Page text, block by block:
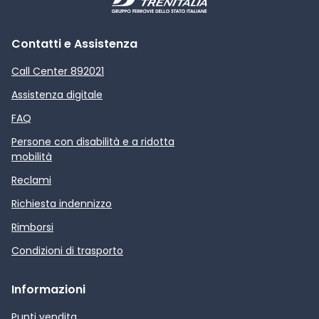
Contatti e Assistenza
Call Center 892021
Assistenza digitale
FAQ
Persone con disabilità e a ridotta
mobilità
Reclami
Richiesta indennizzo
Rimborsi
Condizioni di trasporto
Informazioni